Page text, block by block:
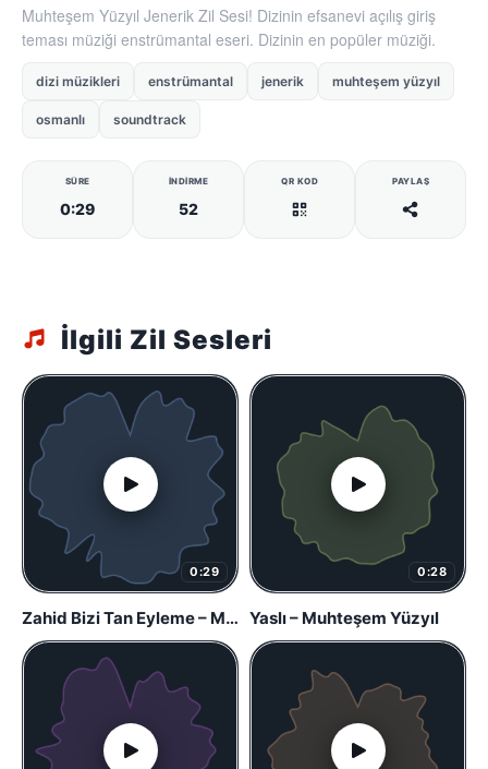
Muhteşem Yüzyıl Jenerik Zil Sesi! Dizinin efsanevi açılış giriş
teması müziği enstrümantal eseri. Dizinin en popüler müziği.
dizi müzikleri enstrümantal jenerik muhteşem yüzyıl
osmanlı soundtrack
SÜRE
0:29
İNDIRME
52
QR KOD PAYLAŞ
İlgili Zil Sesleri
0:29
Zahid Bizi Tan Eyleme – Muhteşem Yüzyıl
0:28
Yaslı – Muhteşem Yüzyıl